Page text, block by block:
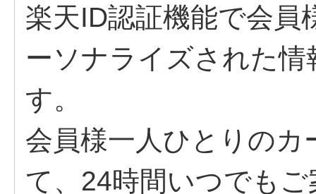
楽天ID認証機能で会員
ーソナライズされた
す。
会員様一人ひとりの
て、24時間いつでも